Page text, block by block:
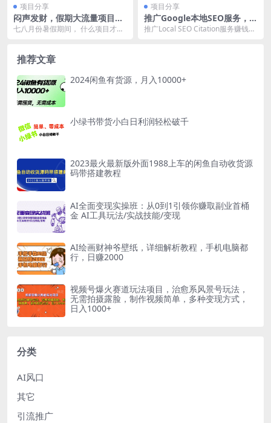
项目分享
闷声发财，假期大流量项目，
单日收益3千+ ，拿出执行力，
七八月份暑假期间， 什么项目才叫
项目分享
推广Google本地SEO服务，每
单15美元，日赚150美元，只
推广Local SEO Citation服务赚钱，
推荐文章
2024闲鱼有货源，月入10000+
小绿书带货小白日利润轻松破千
2023最火最新版外面1988上车的闲鱼自动收货源
码带搭建教程
AI全面变现实操班：从0到1引领你赚取副业首桶
金 AI工具玩法/实战技能/变现
AI绘画财神爷壁纸，详细解析教程，手机电脑都
行，日赚2000
视频号爆火赛道玩法项目，治愈系风景号玩法，
无需拍摄露脸，制作视频简单，多种变现方式，
日入1000+
分类
AI风口
其它
引流推广